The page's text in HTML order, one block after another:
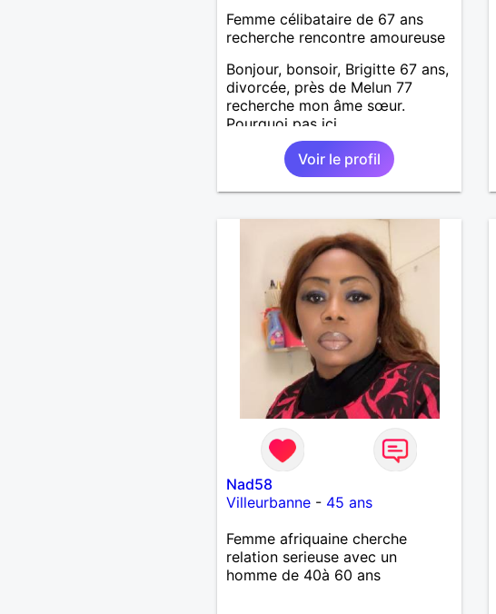
Femme célibataire de 67 ans
recherche rencontre amoureuse
Bonjour, bonsoir, Brigitte 67 ans,
divorcée, près de Melun 77
recherche mon âme sœur.
Pourquoi pas ici.
Voir le profil
Nad58
Villeurbanne- 45 ans
Femme afriquaine cherche
relation serieuse avec un
homme de 40à 60 ans